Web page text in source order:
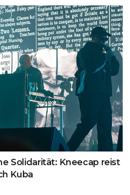
Solidarität: Kneecap reist
Kuba